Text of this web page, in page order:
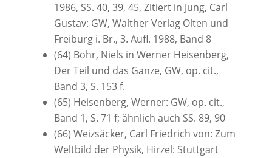
1986, SS. 40, 39, 45, Zitiert in Jung, Carl
Gustav: GW, Walther Verlag Olten und
Freiburg i. Br., 3. Aufl. 1988, Band 8
(64) Bohr, Niels in Werner Heisenberg,
Der Teil und das Ganze, GW, op. cit.,
Band 3, S. 153 f.
(65) Heisenberg, Werner: GW, op. cit.,
Band 1, S. 71 f; ähnlich auch SS. 89, 90
(66) Weizsäcker, Carl Friedrich von: Zum
Weltbild der Physik, Hirzel: Stuttgart